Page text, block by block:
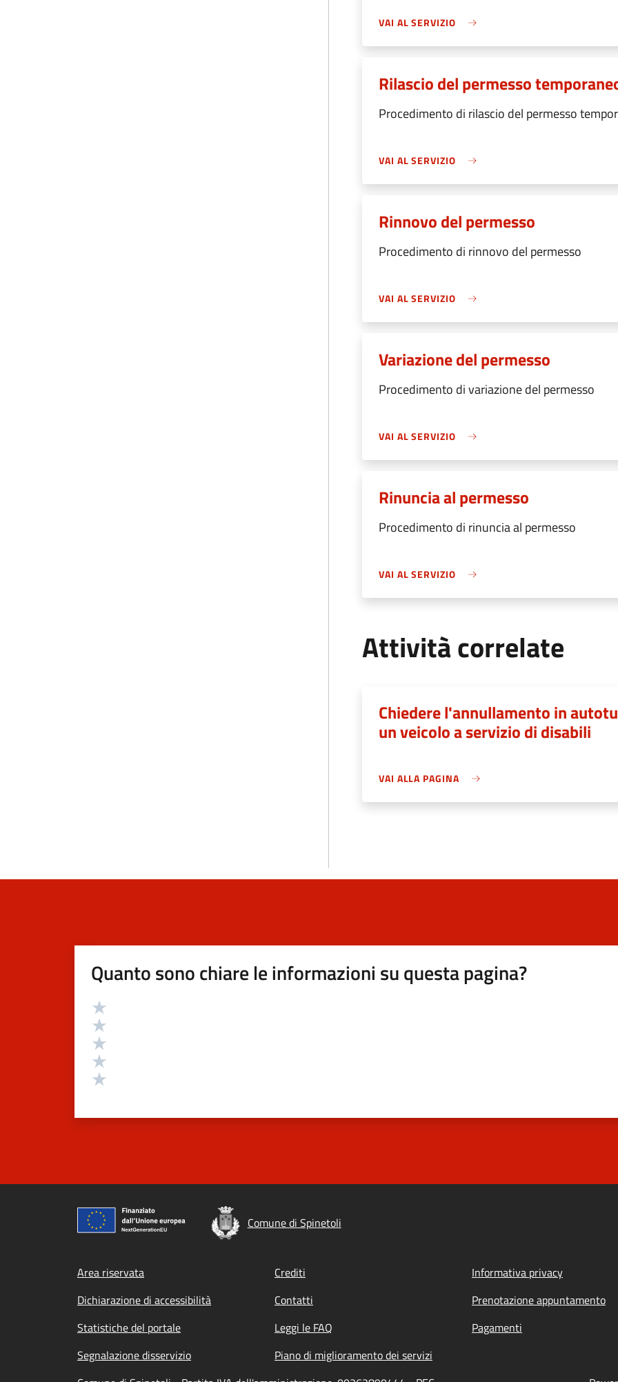
VAI AL SERVIZIO
Rilascio del permesso
Procedimento di rilascio del permesso
VAI AL SERVIZIO
Rinnovo del permesso
Procedimento di rinnovo del permesso
VAI AL SERVIZIO
Variazione del permesso
Procedimento di variazione del permesso
VAI AL SERVIZIO
Rinuncia al permesso
Procedimento di rinuncia al permesso
VAI AL SERVIZIO
Attività correlate
Chiedere l'annullamento in
un veicolo a servizio di disabili
VAI ALLA PAGINA
Quanto sono chiare le informazioni su questa pagina?
Valutazione
Comune di Spinetoli
Footer menu
Area riservata Crediti Informativa privacy
Dichiarazione di accessibilità
Contatti Prenotazione appuntamento
Statistiche del portale
Leggi le FAQ Pagamenti
Segnalazione disservizio
Piano di miglioramento dei servizi